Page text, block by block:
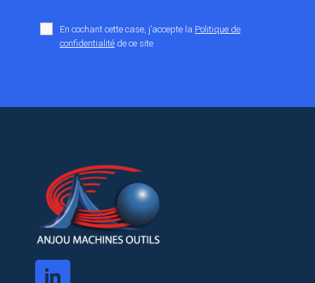
En cochant cette case, j’accepte la Politique de
confidentialité de ce site